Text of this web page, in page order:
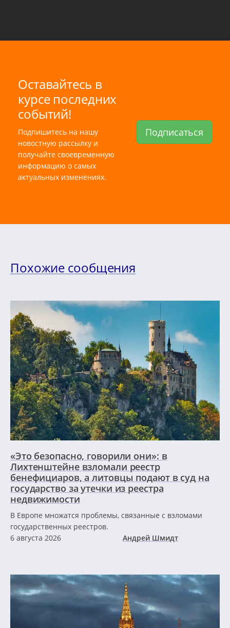
Оставайтесь в
курсе последних
событий!
Подпишитесь на нашу
новостную рассылку и
получайте своевременную
информацию о самых
актуальных изменениях.
Подписаться
Похожие сообщения
«Это безопасно, говорили они»: в
Лихтенштейне взломали реестр
бенефициаров, а литовцы подают в суд на
государство за утечки из реестра
недвижимости
В Европе множатся проблемы, связанные с взломами
государственных реестров.
6 августа 2026
Андрей Шмидт